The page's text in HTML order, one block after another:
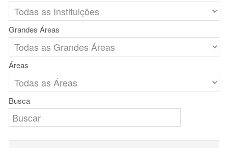
Grandes Áreas
Áreas
Busca